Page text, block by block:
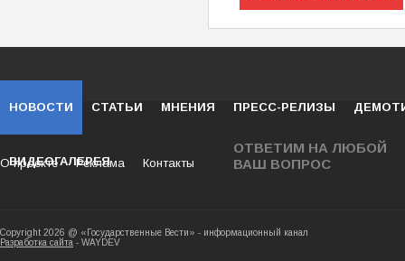
НОВОСТИ СТАТЬИ МНЕНИЯ ПРЕСС-РЕЛИЗЫ
ВИДЕОГАЛЕРЕЯ
ОТВЕТИМ НА ЛЮБОЙ
ВАШ ВОПРОС
О проекте Реклама Контакты
Copyright 2026 @ «Государственные Вести» -
Разработка сайта - WAYDEV